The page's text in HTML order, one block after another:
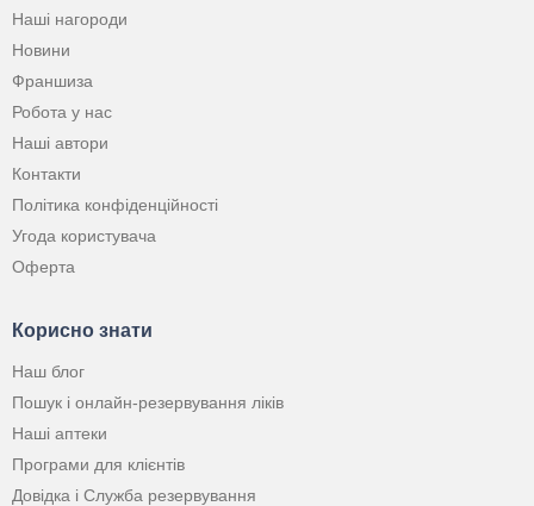
Наші нагороди
Новини
Франшиза
Робота у нас
Наші автори
Контакти
Політика конфіденційності
Угода користувача
Оферта
Корисно знати
Наш блог
Пошук і онлайн-резервування ліків
Наші аптеки
Програми для клієнтів
Довідка і Служба резервування